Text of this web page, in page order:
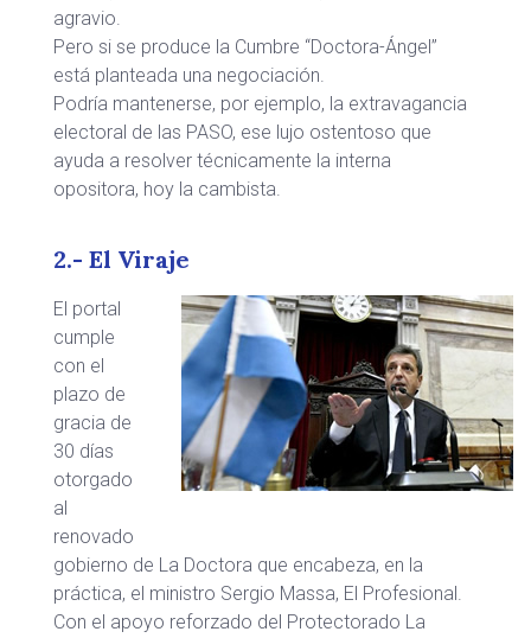
agravio.
Pero si se produce la Cumbre “Doctora-Ángel”
está planteada una negociación.
Podría mantenerse, por ejemplo, la extravagancia
electoral de las PASO, ese lujo ostentoso que
ayuda a resolver técnicamente la interna
opositora, hoy la cambista.
2.- El Viraje
El portal
cumple
con el
plazo de
gracia de
30 días
otorgado
al
renovado
gobierno de La Doctora que encabeza, en la
práctica, el ministro Sergio Massa, El Profesional.
Con el apoyo reforzado del Protectorado La